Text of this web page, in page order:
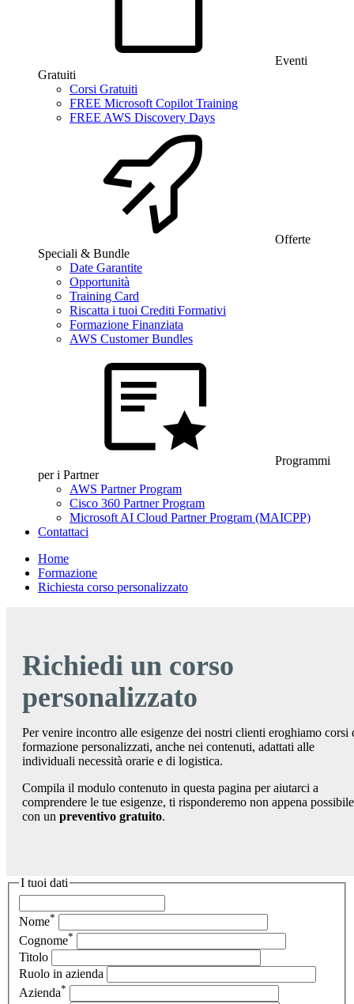
Eventi
Gratuiti
Corsi Gratuiti
FREE Microsoft Copilot Training
FREE AWS Discovery Days
Offerte
Speciali & Bundle
Date Garantite
Opportunità
Training Card
Riscatta i tuoi Crediti Formativi
Formazione Finanziata
AWS Customer Bundles
Programmi
per i Partner
AWS Partner Program
Cisco 360 Partner Program
Microsoft AI Cloud Partner Program (MAICPP)
Contattaci
Home
Formazione
Richiesta corso personalizzato
Richiedi un corso
personalizzato
Per venire incontro alle esigenze dei nostri clienti eroghiamo corsi
formazione personalizzati, anche nei contenuti, adattati alle
individuali necessità orarie e di logistica.
Compila il modulo contenuto in questa pagina per aiutarci a
comprendere le tue esigenze, ti risponderemo non appena possibile
con un preventivo gratuito.
I tuoi dati
Nome*
Cognome*
Titolo
Ruolo in azienda
Azienda*